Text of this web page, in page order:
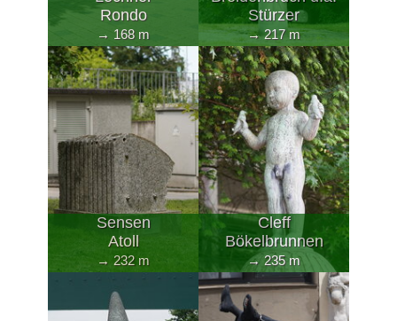
Rondo
→ 168 m
Stürzer
→ 217 m
Sensen
Atoll
→ 232 m
Cleff
Bökelbrunnen
→ 235 m